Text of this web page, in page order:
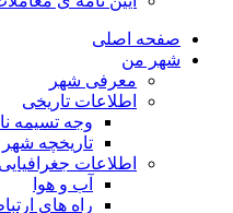
صفحه اصلی
شهر من
معرفی شهر
اطلاعات تاریخی
وجه تسیمه
تاریخچه شهر
اطلاعات جغرافیایی
آب و هوا
راه های